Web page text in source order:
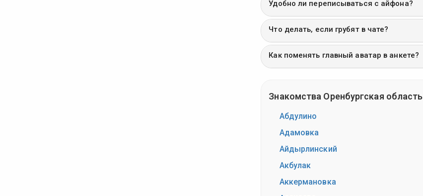
Удобно ли переписываться с айфона?
Что делать, если грубят в чате?
Как поменять главный аватар в анкете?
Знакомства Оренбургская область
Абдулино
Адамовка
Айдырлинский
Акбулак
Аккермановка